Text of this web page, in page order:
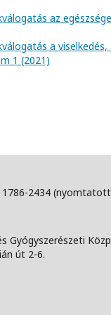
az
a
1 (2021)
1786-2434
Gyógyszerészeti
út 2-6.